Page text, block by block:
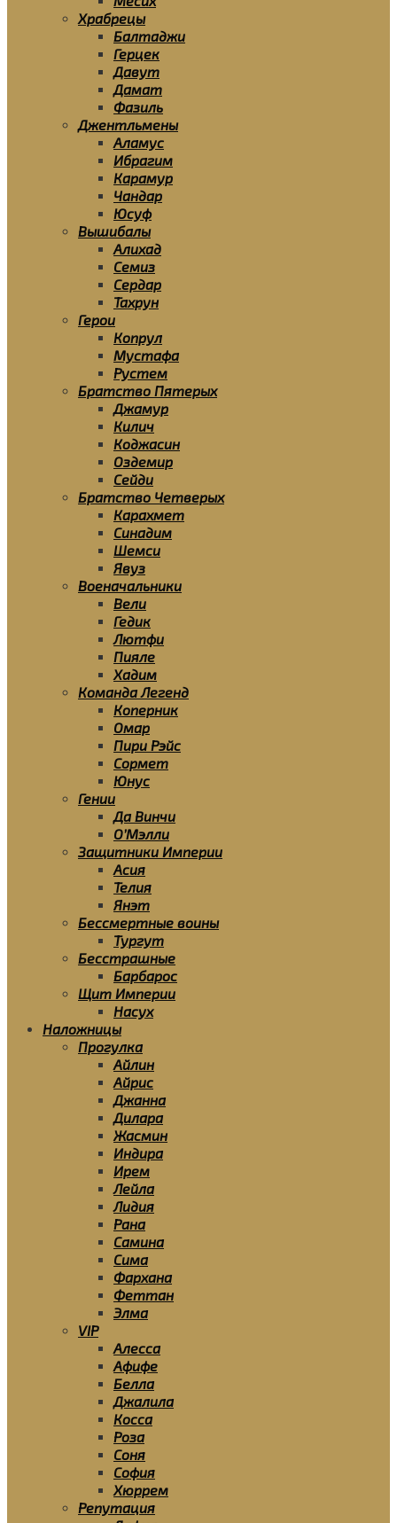
Храбрецы
Балтаджи
Герцек
Давут
Дамат
Фазиль
Джентльмены
Аламус
Ибрагим
Карамур
Чандар
Юсуф
Вышибалы
Алихад
Семиз
Сердар
Тахрун
Герои
Копрул
Мустафа
Рустем
Братство Пятерых
Джамур
Килич
Коджасин
Оздемир
Сейди
Братство Четверых
Карахмет
Синадим
Шемси
Явуз
Военачальники
Вели
Гедик
Лютфи
Пияле
Хадим
Команда Легенд
Коперник
Омар
Пири Рэйс
Сормет
Юнус
Гении
Да Винчи
О’Мэлли
Защитники Империи
Асия
Телия
Янэт
Бессмертные воины
Тургут
Бесстрашные
Барбарос
Щит Империи
Насух
Наложницы
Прогулка
Айлин
Айрис
Джанна
Дилара
Жасмин
Индира
Ирем
Лейла
Лидия
Рана
Самина
Сима
Фархана
Феттан
Элма
VIP
Алесса
Афифе
Белла
Джалила
Косса
Роза
Соня
София
Хюррем
Репутация